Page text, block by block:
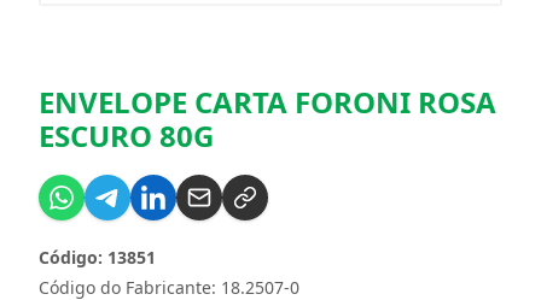
ENVELOPE CARTA FORONI ROSA
ESCURO 80G
Código do Fabricante: 18.2507-0
Código: 13851